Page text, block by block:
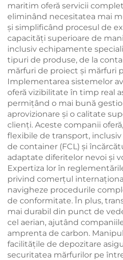
maritim oferă servicii
eliminând necesitatea mai
și simplificând procesul de
capacități superioare de
inclusiv echipamente
tipuri de produse, de la
mărfuri de proiect și mărfuri
Implementarea sistemelor
oferă vizibilitate în timp real
permițând o mai bună
aprovizionare și o calitate
clienți. Aceste companii
flexibile de transport,
de container (FCL) și
adaptate diferitelor nevoi și
Expertiza lor în
privind comerțul
navigheze procedurile
de conformitate. În plus,
mai durabil din punct de
cel aerian, ajutând
amprenta de carbon.
facilitățile de depozitare
securitatea mărfurilor pe